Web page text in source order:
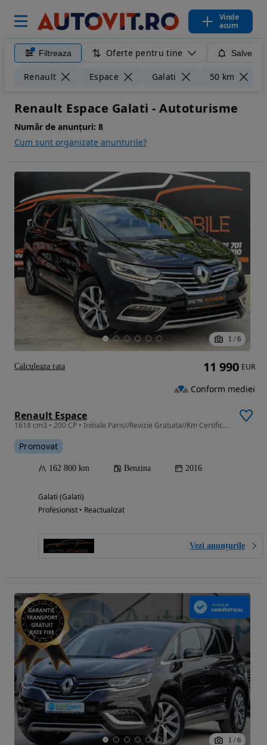
Vinde
acum
Filtreaza Oferte pentru tine
Renault Espace Galati 50 km
Renault Espace Galati - Autoturisme
Număr de anunțuri: 8
Cum sunt organizate anunturile?
1 / 6
Renault Espace
1618 cm3 • 200 CP • Initiale Paris//Revizie Gratuita//Km Certificati//Garantie
Promovat
162 800 km Benzina 2016
Galati (Galati)
Profesionist • Reactualizat
Vezi anunțurile
11 990 EUR
Conform mediei
Calculeaza rata
1 / 6